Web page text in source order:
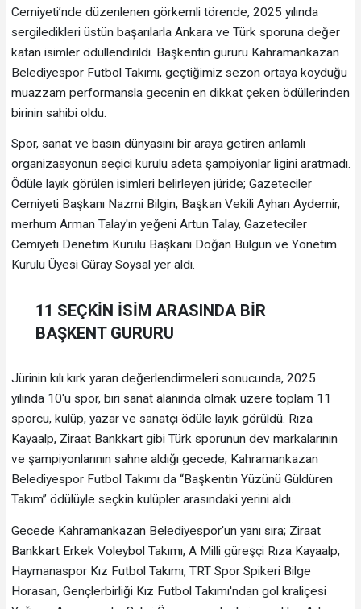
Cemiyeti’nde düzenlenen görkemli törende, 2025 yılında
sergiledikleri üstün başarılarla Ankara ve Türk sporuna değer
katan isimler ödüllendirildi. Başkentin gururu Kahramankazan
Belediyespor Futbol Takımı, geçtiğimiz sezon ortaya koyduğu
muazzam performansla gecenin en dikkat çeken ödüllerinden
birinin sahibi oldu.
Spor, sanat ve basın dünyasını bir araya getiren anlamlı
organizasyonun seçici kurulu adeta şampiyonlar ligini aratmadı.
Ödüle layık görülen isimleri belirleyen jüride; Gazeteciler
Cemiyeti Başkanı Nazmi Bilgin, Başkan Vekili Ayhan Aydemir,
merhum Arman Talay'ın yeğeni Artun Talay, Gazeteciler
Cemiyeti Denetim Kurulu Başkanı Doğan Bulgun ve Yönetim
Kurulu Üyesi Güray Soysal yer aldı.
11 SEÇKİN İSİM ARASINDA BİR
BAŞKENT GURURU
Jürinin kılı kırk yaran değerlendirmeleri sonucunda, 2025
yılında 10'u spor, biri sanat alanında olmak üzere toplam 11
sporcu, kulüp, yazar ve sanatçı ödüle layık görüldü. Rıza
Kayaalp, Ziraat Bankkart gibi Türk sporunun dev markalarının
ve şampiyonlarının sahne aldığı gecede; Kahramankazan
Belediyespor Futbol Takımı da “Başkentin Yüzünü Güldüren
Takım” ödülüyle seçkin kulüpler arasındaki yerini aldı.
Gecede Kahramankazan Belediyespor'un yanı sıra; Ziraat
Bankkart Erkek Voleybol Takımı, A Milli güreşçi Rıza Kayaalp,
Haymanaspor Kız Futbol Takımı, TRT Spor Spikeri Bilge
Horasan, Gençlerbirliği Kız Futbol Takımı'ndan gol kraliçesi